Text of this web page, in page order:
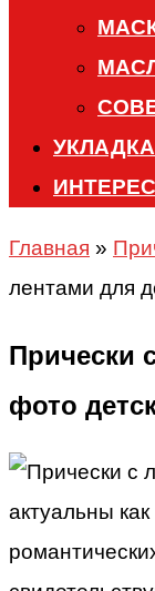
Главная »
лентами для
Прически
фото
актуальны